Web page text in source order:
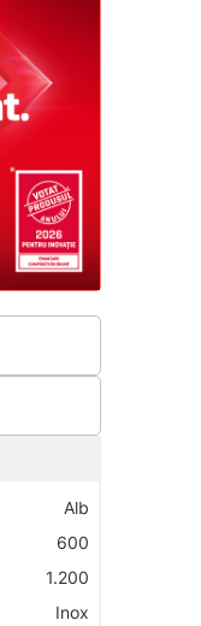
Alb
600
1.200
Inox